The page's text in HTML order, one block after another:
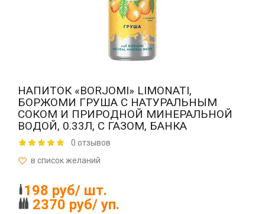
НАПИТОК «BORJOMI» LIMONATI,
БОРЖОМИ ГРУША С НАТУРАЛЬНЫМ
СОКОМ И ПРИРОДНОЙ МИНЕРАЛЬНОЙ
ВОДОЙ, 0.33Л, С ГАЗОМ, БАНКА
0 отзывов
198 руб/ шт.
2370 руб/ уп.